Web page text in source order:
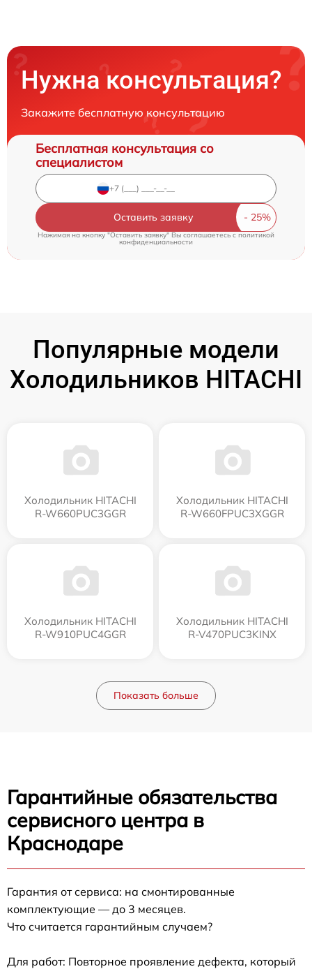
Нужна консультация?
Закажите бесплатную консультацию
Бесплатная консультация со
специалистом
Оставить заявку
Нажимая на кнопку "Оставить заявку" Вы соглашаетесь cполитикой
конфиденциальности
Популярные модели
Холодильников HITACHI
Холодильник HITACHI
R-W660PUC3GGR
Холодильник HITACHI
R-W660FPUC3XGGR
Холодильник HITACHI
R-W910PUC4GGR
Холодильник HITACHI
R-V470PUC3KINX
Показать больше
Гарантийные обязательства
сервисного центра в
Краснодаре
Гарантия от сервиса: на смонтированные
комплектующие — до 3 месяцев.
Что считается гарантийным случаем?
Для работ: Повторное проявление дефекта, который